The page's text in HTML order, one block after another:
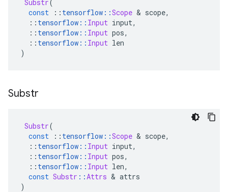
Substr(
const
:: tensorflow ::Scope & scope,
:: tensorflow :: Input input,
:: tensorflow :: Input pos,
:: tensorflow :: Input len
)
Substr
Substr(
const
:: tensorflow ::Scope & scope,
:: tensorflow :: Input input,
:: tensorflow :: Input pos,
:: tensorflow :: Input len,
const Substr ::Attrs & attrs
)